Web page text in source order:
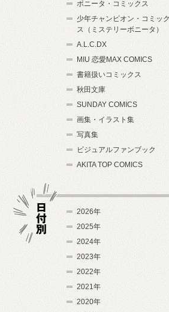
ボニータ・コミックス
少年チャンピオン・コミック
ス（ミステリーボニータ）
A.L.C.DX
MIU 恋愛MAX COMICS
書籍扱いコミックス
秋田文庫
SUNDAY COMICS
画集・イラスト集
写真集
ビジュアルファンブック
AKITA TOP COMICS
2026年
2025年
2024年
2023年
2022年
2021年
2020年